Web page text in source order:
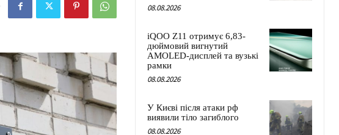
08.08.2026
iQOO Z11 отримує 6,83-
дюймовий вигнутий
AMOLED-дисплей та вузькі
рамки
08.08.2026
У Києві після атаки рф
виявили тіло загиблого
08.08.2026